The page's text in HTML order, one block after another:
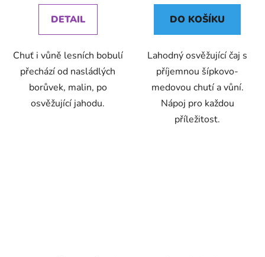
DETAIL
Chuť i vůně lesních bobulí
přechází od nasládlých
borůvek, malin, po
osvěžující jahodu.
DO KOŠÍKU
Lahodný osvěžující čaj s
příjemnou šípkovo-
medovou chutí a vůní.
Nápoj pro každou
příležitost.